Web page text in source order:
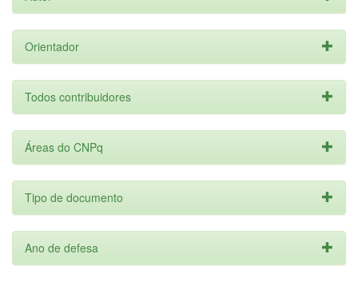
Orientador
Todos contribuidores
Áreas do CNPq
Tipo de documento
Ano de defesa